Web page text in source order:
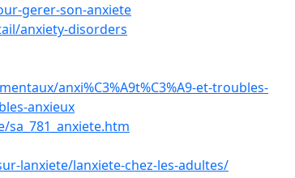
gerer-son-anxiete
anxiety-disorders
anxi%C3%A9t%C3%A9-et-troubles-
anxieux
lanxiete/lanxiete-chez-les-adultes/